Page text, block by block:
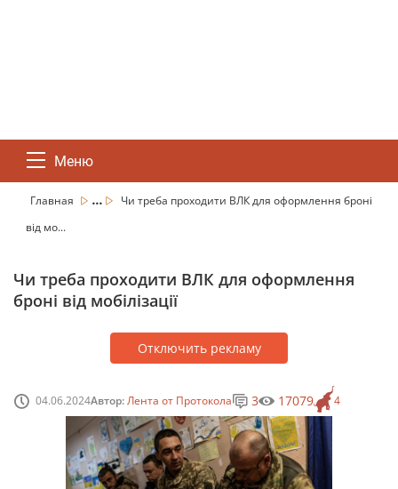
Меню
Главная ...
Чи треба проходити ВЛК для оформлення броні
від мо...
Чи треба проходити ВЛК для оформлення
броні від мобілізації
Отключить рекламу
04.06.2024Автор:Лента от Протокола 4
3 17079